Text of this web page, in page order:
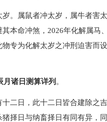
。属鼠者冲太岁，属牛者害
本命冲煞，2026年化解属马
专为化解太岁之冲刑迫害而
月诸日测算详列 。
二日，此十二日皆合建除之
择日与纳畜择日有同有异，